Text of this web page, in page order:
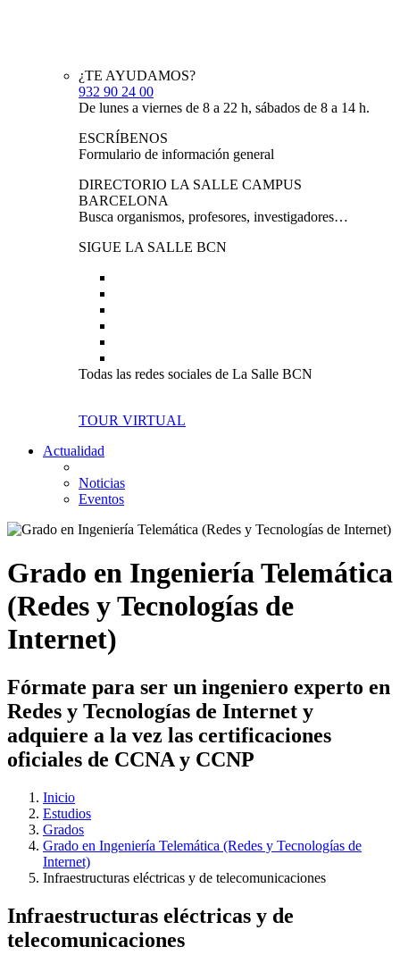
¿TE AYUDAMOS?
932 90 24 00
De lunes a viernes de 8 a 22 h, sábados de 8 a 14 h.
ESCRÍBENOS
Formulario de información general
DIRECTORIO LA SALLE CAMPUS
BARCELONA
Busca organismos, profesores, investigadores…
SIGUE LA SALLE BCN
Todas las redes sociales de La Salle BCN
TOUR VIRTUAL
Actualidad
Noticias
Eventos
Grado en Ingeniería Telemática
(Redes y Tecnologías de
Internet)
Fórmate para ser un ingeniero experto en
Redes y Tecnologías de Internet y
adquiere a la vez las certificaciones
oficiales de CCNA y CCNP
Inicio
Estudios
Grados
Grado en Ingeniería Telemática (Redes y Tecnologías de
Internet)
Infraestructuras eléctricas y de telecomunicaciones
Infraestructuras eléctricas y de
telecomunicaciones